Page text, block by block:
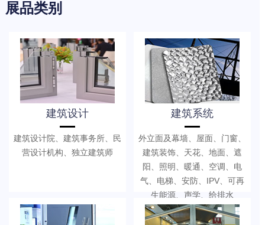
展品类别
建筑设计
建筑设计院、建筑事务所、民
营设计机构、独立建筑师
建筑系统
外立面及幕墙、屋面、门窗、
建筑装饰、天花、地面、遮
阳、照明、暖通、空调、电
气、电梯、安防、IPV、可再
生能源、声学、给排水